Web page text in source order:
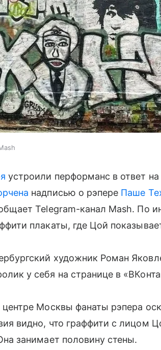
устроили перформанс в ответ на
надписью о рэпере Паше
Telegram-канал Mash. По
плакаты, где Цой
художник Роман
у себя на странице в
Москвы фанаты рэпера
видно, что граффити с лицом
занимает половину стены.